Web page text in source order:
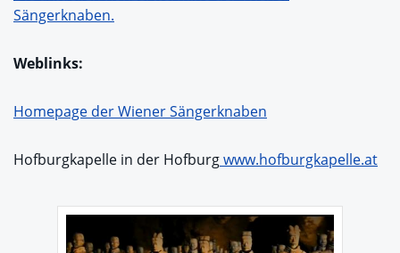
Sängerknaben.
Weblinks:
Homepage der Wiener Sängerknaben
Hofburgkapelle in der Hofburgwww.hofburgkapelle.at